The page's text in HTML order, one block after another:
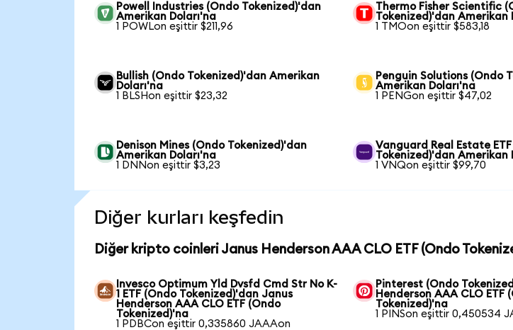
Powell Industries (Ondo Tokenized)'dan
Amerikan Doları'na
1 POWLon eşittir $211,96
Thermo Fisher Scientific
Tokenized)'dan Amerikan
1 TMOon eşittir $583,18
Bullish (Ondo Tokenized)'dan Amerikan
Doları'na
1 BLSHon eşittir $23,32
Penguin Solutions (Ondo
Amerikan Doları'na
1 PENGon eşittir $47,02
Denison Mines (Ondo Tokenized)'dan
Amerikan Doları'na
1 DNNon eşittir $3,23
Vanguard Real Estate
Tokenized)'dan Amerikan
1 VNQon eşittir $99,70
Diğer kurları keşfedin
Diğer kripto coinleri Janus Henderson AAA CLO ETF (Ondo
Invesco Optimum Yld Dvsfd Cmd Str No K-
1 ETF (Ondo Tokenized)'dan Janus
Henderson AAA CLO ETF (Ondo
Tokenized)'na
1 PDBCon eşittir 0,335860 JAAAon
Pinterest (Ondo
Henderson AAA CLO ETF
Tokenized)'na
1 PINSon eşittir 0,450534